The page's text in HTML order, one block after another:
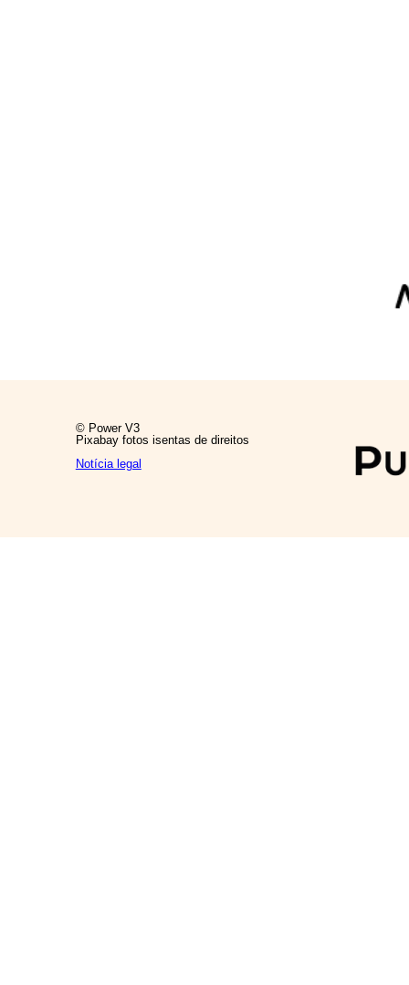
© Power V3
Pixabay fotos isentas de direitos
Notícia legal